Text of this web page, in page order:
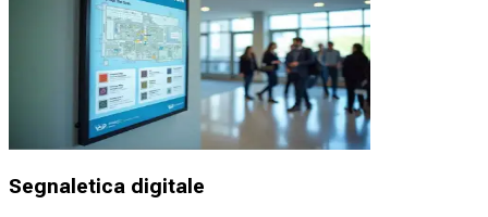
Segnaletica digitale